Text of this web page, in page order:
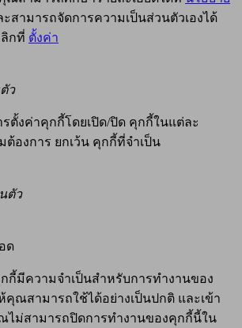
ะสามารถจัดการความเป็นส่วนตัวเองได้
กที่ ตั้งค่า
ว
ตั้งค่าคุกกี้โดยเปิด/ปิด คุกกี้ในแต่ละ
ต้องการ ยกเว้น คุกกี้ที่จำเป็น
ตัว
ด
กี้มีความจำเป็นสำหรับการทำงานของ
คุณสามารถใช้ได้อย่างเป็นปกติ และเข้า
ไม่สามารถปิดการทำงานของคุกกี้นี้ใน